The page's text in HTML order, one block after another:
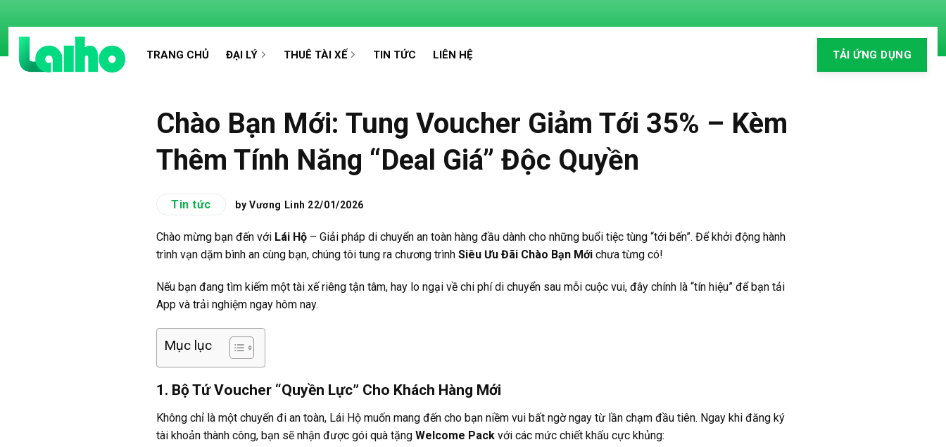
đến
dung
TRANG CHỦ ĐẠI LÝ THUÊ TÀI XẾ TIN TỨC LIÊN HỆ TẢI ỨNG DỤNG
Chào Bạn Mới: Tung Voucher Giảm Tới 35% – Kèm
Thêm Tính Năng “Deal Giá” Độc Quyền
Tin tức by Vương Linh 22/01/2026
Chào mừng bạn đến với Lái Hộ – Giải pháp di chuyển an toàn hàng đầu dành cho những buổi tiệc tùng “tới bến”. Để khởi động hành
trình vạn dặm bình an cùng bạn, chúng tôi tung ra chương trình Siêu Ưu Đãi Chào Bạn Mới chưa từng có!
Nếu bạn đang tìm kiếm một tài xế riêng tận tâm, hay lo ngại về chi phí di chuyển sau mỗi cuộc vui, đây chính là “tín hiệu” để bạn tải
App và trải nghiệm ngay hôm nay.
Mục lục
1. Bộ Tứ Voucher “Quyền Lực” Cho Khách Hàng Mới
Không chỉ là một chuyến đi an toàn, Lái Hộ muốn mang đến cho bạn niềm vui bất ngờ ngay từ lần chạm đầu tiên. Ngay khi đăng ký
tài khoản thành công, bạn sẽ nhận được gói quà tặng Welcome Pack với các mức chiết khấu cực khủng: